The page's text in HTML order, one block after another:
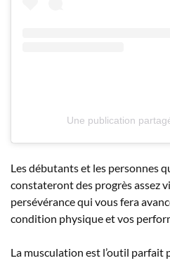
Une publication
Les débutants et les personnes
constateront des progrès assez
persévérance qui vous fera
condition physique et vos
La musculation est l’outil